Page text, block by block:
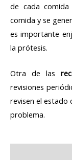
de cada
comida y se
es importante
la prótesis.
Otra de las
revisiones
revisen el estado
problema.